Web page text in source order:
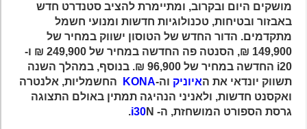
מושקים היום ובקרוב, ומתיימרת להציב סטנדרט חדש
באבזור ובטיחות, טכנולוגיות חדשות ומנועי חשמל
מתקדמים. הדור החדש של הטוסון ישווק במחיר של
149,900 ₪, הסנטה פה החדשה במחיר של 249,900 ₪ ו-
i20 החדשה במחיר של 96,900 ₪. בנוסף, במהלך השנה
תשווק יונדאי את האיוניקוה-KONAהחשמליות, אלנטרה
ואקסנט חדשות, ולאניני הנהיגה תמתין באולם התצוגה
גרסת הספורט המושחזת, ה-
i30 N.